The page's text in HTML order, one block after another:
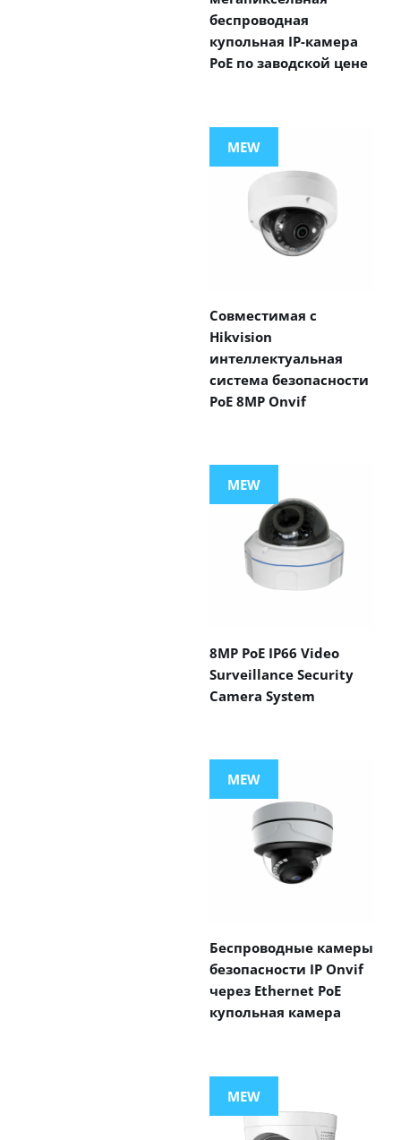
беспроводная
купольная IP-камера
PoE по заводской цене
MEW
Совместимая с
Hikvision
интеллектуальная
система безопасности
PoE 8MP Onvif
MEW
8MP PoE IP66 Video
Surveillance Security
Camera System
MEW
Беспроводные камеры
безопасности IP Onvif
через Ethernet PoE
купольная камера
MEW